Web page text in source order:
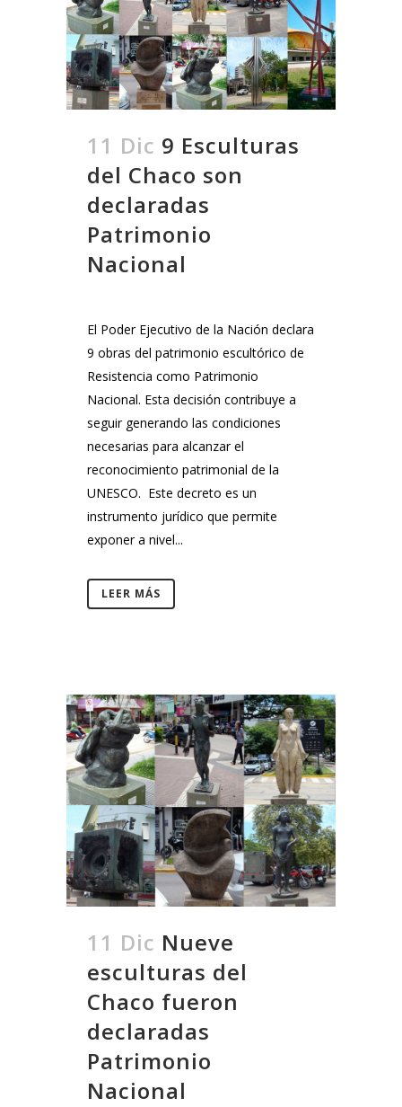
11 Dic 9 Esculturas
del Chaco son
declaradas
Patrimonio
Nacional
El Poder Ejecutivo de la Nación declara
9 obras del patrimonio escultórico de
Resistencia como Patrimonio
Nacional. Esta decisión contribuye a
seguir generando las condiciones
necesarias para alcanzar el
reconocimiento patrimonial de la
UNESCO. Este decreto es un
instrumento jurídico que permite
exponer a nivel...
LEER MÁS
11 Dic Nueve
esculturas del
Chaco fueron
declaradas
Patrimonio
Nacional